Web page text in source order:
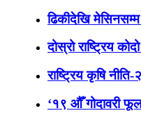
ढिकीदेखि मेसिनसम्म
दोस्रो राष्ट्रिय
राष्ट्रिय कृषि
‘१९ औँ गोदावरी